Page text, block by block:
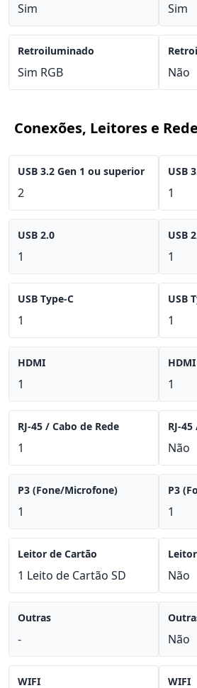
Sim
Retroiluminado
Sim RGB
Sim
Não
Conexões, Leitores e
USB 3.2 Gen 1 ou superior
2
USB 2.0
1
USB Type-C
1
HDMI
1
RJ-45 / Cabo de Rede
1
P3 (Fone/Microfone)
1
Leitor de Cartão
1 Leito de Cartão SD
Outras
-
WIFI
USB
1
USB
1
USB
1
HDMI
1
RJ-
Não
P3
1
Não
Não
WIFI